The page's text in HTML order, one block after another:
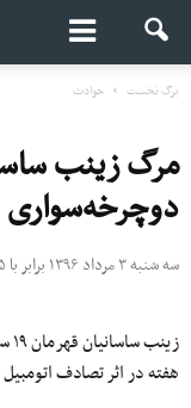
برگ نخست حوادث
دوچرخه‌سواری
سه شنبه ۳ مرداد ۱۳۹۶ برابر با ۲۵ ژوئیه ۲۰۱۷
هفته در اثر تصادف